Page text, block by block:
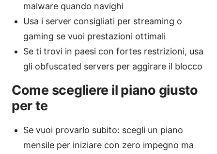
malware quando navighi
Usa i server consigliati per streaming o
gaming se vuoi prestazioni ottimali
Se ti trovi in paesi con fortes restrizioni, usa
gli obfuscated servers per aggirare il blocco
Come scegliere il piano giusto
per te
Se vuoi provarlo subito: scegli un piano
mensile per iniziare con zero impegno ma